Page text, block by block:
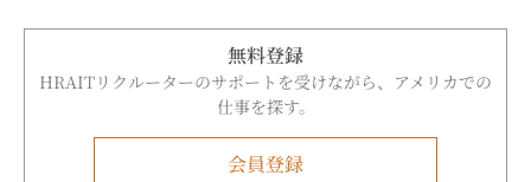
無料登録
HRAITリクルーターのサポートを受けながら、アメリカでの
仕事を探す。
会員登録